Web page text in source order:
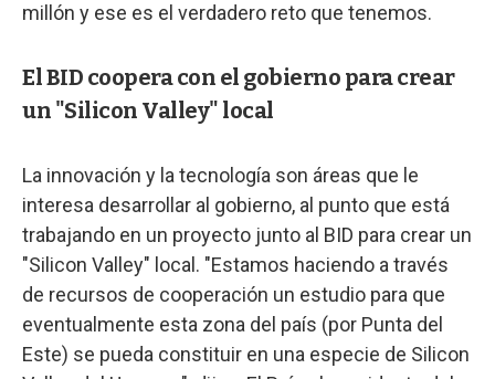
millón y ese es el verdadero reto que tenemos.
El BID coopera con el gobierno para crear
un "Silicon Valley" local
La innovación y la tecnología son áreas que le
interesa desarrollar al gobierno, al punto que está
trabajando en un proyecto junto al BID para crear un
"Silicon Valley" local. "Estamos haciendo a través
de recursos de cooperación un estudio para que
eventualmente esta zona del país (por Punta del
Este) se pueda constituir en una especie de Silicon